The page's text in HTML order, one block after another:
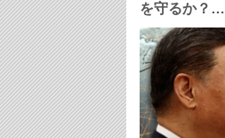
を守るか？…